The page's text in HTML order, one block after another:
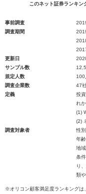
このネット証券ランキン
事前調査
調査期間
更新日
サンプル数
規定人数
100
調査企業数
47
定義
投
れ
(1)
(2)
調査対象者
性
年
地
条
り
類
※オリコン顧客満足度ランキングは